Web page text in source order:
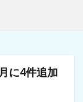
に4件追加